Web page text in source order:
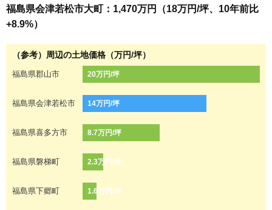
福島県会津若松市大町：1,470万円（18万円/坪、10年前比
+8.9%）
（参考）周辺の土地価格（万円/坪）
福島県郡山市 20万円/坪
福島県会津若松市 14万円/坪
福島県喜多方市 8.7万円/坪
福島県磐梯町 2.3万円/坪
福島県下郷町 1.6万円/坪